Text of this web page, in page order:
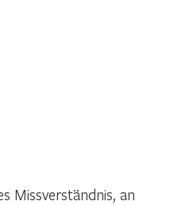
Missverständnis, an